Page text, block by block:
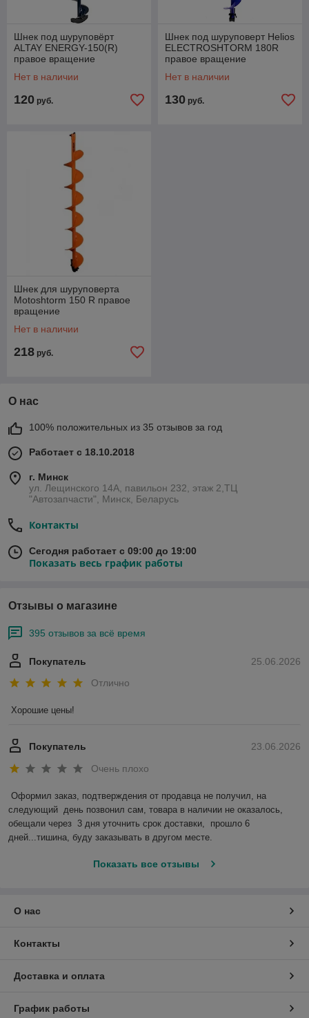
Шнек под шуруповёрт
ALTAY ENERGY-150(R)
правое вращение
Нет в наличии
120 руб.
Шнек под шуруповерт Helios
ELECTROSHTORM 180R
правое вращение
Нет в наличии
130 руб.
Шнек для шуруповерта
Motoshtorm 150 R правое
вращение
Нет в наличии
218 руб.
О нас
100% положительных из 35 отзывов за год
Работает с 18.10.2018
г. Минск
ул. Лещинского 14А, павильон 232, этаж 2,ТЦ
"Автозапчасти", Минск, Беларусь
Контакты
Сегодня работает с 09:00 до 19:00
Показать весь график работы
Отзывы о магазине
395 отзывов за всё время
25.06.2026
Покупатель
Отлично
Хорошие цены!
23.06.2026
Покупатель
Очень плохо
Оформил заказ, подтверждения от продавца не получил, на
следующий  день позвонил сам, товара в наличии не оказалось,
обещали через  3 дня уточнить срок доставки,  прошло 6
дней...тишина, буду заказывать в другом месте.
Показать все отзывы
О нас
Контакты
Доставка и оплата
График работы